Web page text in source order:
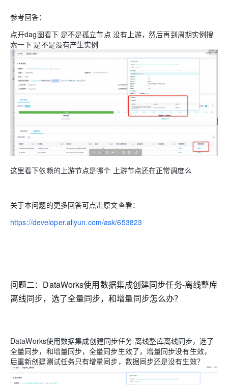
参考回答：
点开dag图看下 是不是孤立节点 没有上游，然后再到周期实例搜
索一下 是不是没有产生实例
这里看下依赖的上游节点是哪个 上游节点还在正常调度么
关于本问题的更多回答可点击原文查看：
https://developer.aliyun.com/ask/653823
问题二： DataWorks使用数据集成创建同步任务-离线整库
离线同步，选了全量同步，和增量同步怎么办？
DataWorks使用数据集成创建同步任务-离线整库离线同步，选了
全量同步，和增量同步，全量同步生效了，增量同步没有生效，
后重新创建测试任务只有增量同步，数据同步还是没有生效？